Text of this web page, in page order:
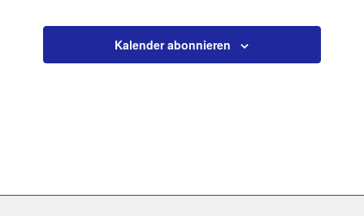
Kalender abonnieren